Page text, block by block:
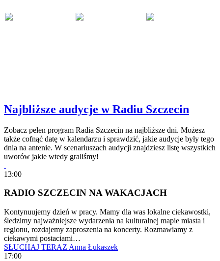
Najbliższe audycje w Radiu Szczecin
Zobacz pełen program Radia Szczecin na najbliższe dni. Możesz
także cofnąć datę w kalendarzu i sprawdzić, jakie audycje były tego
dnia na antenie. W scenariuszach audycji znajdziesz listę wszystkich
uworów jakie wtedy graliśmy!
13:00
RADIO SZCZECIN NA WAKACJACH
Kontynuujemy dzień w pracy. Mamy dla was lokalne ciekawostki,
śledzimy najważniejsze wydarzenia na kulturalnej mapie miasta i
regionu, rozdajemy zaproszenia na koncerty. Rozmawiamy z
ciekawymi postaciami…
SŁUCHAJ TERAZ Anna Łukaszek
17:00